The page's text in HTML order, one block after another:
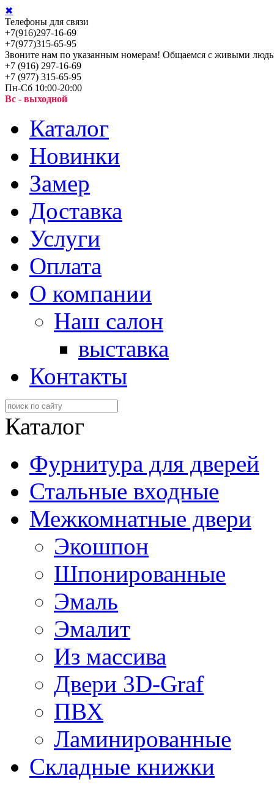
✖
Телефоны для связи
+7(916)297-16-69
+7(977)315-65-95
Звоните нам по указанным номерам! Общаемся с живыми
+7 (916) 297-16-69
+7 (977) 315-65-95
Пн-Сб 10:00-20:00
Вс - выходной
Каталог
Новинки
Замер
Доставка
Услуги
Оплата
О компании
Наш салон
выставка
Контакты
Каталог
Фурнитура для дверей
Стальные входные
Межкомнатные двери
Экошпон
Шпонированные
Эмаль
Эмалит
Из массива
Двери 3D-Graf
ПВХ
Ламинированные
Складные книжки